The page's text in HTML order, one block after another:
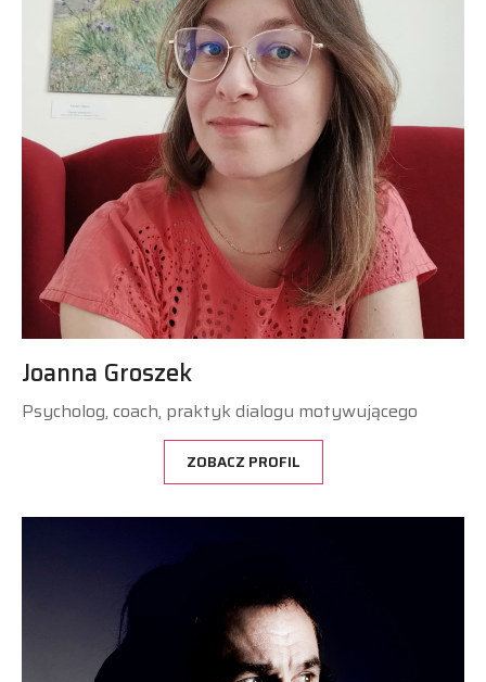
Joanna Groszek
Psycholog, coach, praktyk dialogu motywującego
ZOBACZ PROFIL